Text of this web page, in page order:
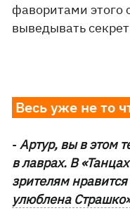
фаворитами этого
выведывать
Весь уже не то
-Артур, вы в этом
в лаврах. В
зрителям
улюблена